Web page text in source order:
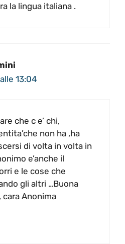
la lingua italiana .
13:04
che c e’ chi,
non ha ,ha
di volta in volta in
e’anche il
e le cose che
gli altri …Buona
Anonima